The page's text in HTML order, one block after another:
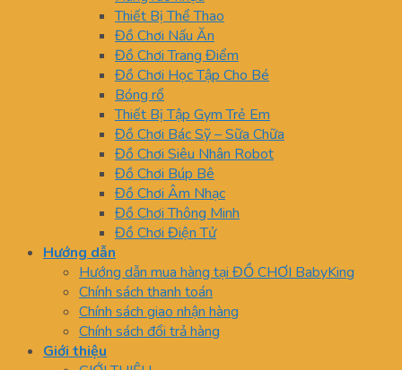
Thiết Bị Thể Thao
Đồ Chơi Nấu Ăn
Đồ Chơi Trang Điểm
Đồ Chơi Học Tập Cho Bé
Bóng rổ
Thiết Bị Tập Gym Trẻ Em
Đồ Chơi Bác Sỹ – Sữa Chữa
Đồ Chơi Siêu Nhân Robot
Đồ Chơi Búp Bê
Đồ Chơi Âm Nhạc
Đồ Chơi Thông Minh
Đồ Chơi Điện Tử
Hướng dẫn
Hướng dẫn mua hàng tại ĐỒ CHƠI BabyKing
Chính sách thanh toán
Chính sách giao nhận hàng
Chính sách đổi trả hàng
Giới thiệu